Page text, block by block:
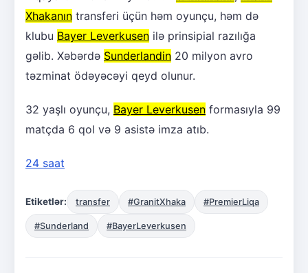
Xhakanın transferi üçün həm oyunçu, həm də
klubu Bayer Leverkusen ilə prinsipial razılığa
gəlib. Xəbərdə Sunderlandin 20 milyon avro
təzminat ödəyəcəyi qeyd olunur.
32 yaşlı oyunçu, Bayer Leverkusen formasıyla 99
matçda 6 qol və 9 asistə imza atıb.
24 saat
Etiketlər: transfer #GranitXhaka #PremierLiqa
#Sunderland #BayerLeverkusen